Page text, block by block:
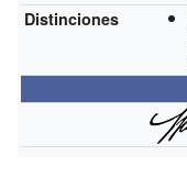
Distinciones